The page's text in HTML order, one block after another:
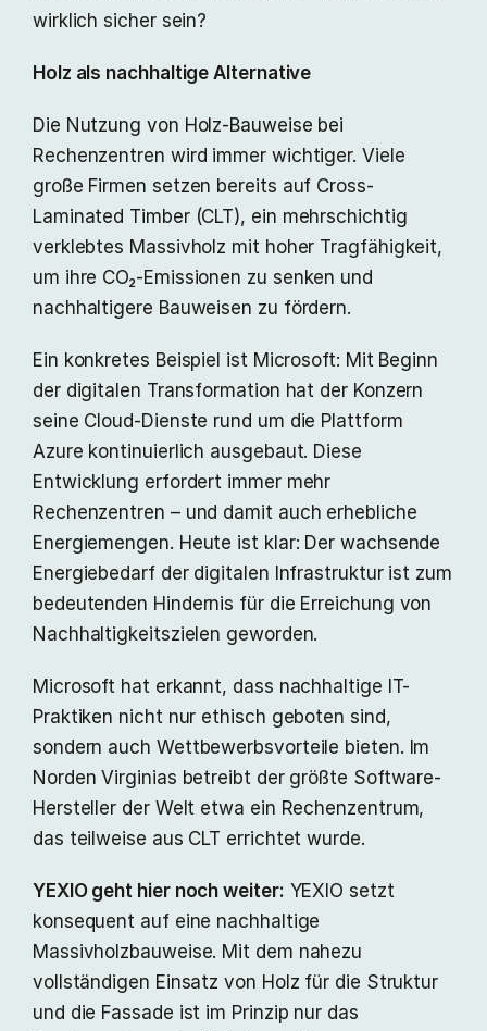
wirklich sicher sein?
Holz als nachhaltige Alternative
Die Nutzung von Holz-Bauweise bei
Rechenzentren wird immer wichtiger. Viele
große Firmen setzen bereits auf Cross-
Laminated Timber (CLT), ein mehrschichtig
verklebtes Massivholz mit hoher Tragfähigkeit,
um ihre CO₂-Emissionen zu senken und
nachhaltigere Bauweisen zu fördern.
Ein konkretes Beispiel ist Microsoft: Mit Beginn
der digitalen Transformation hat der Konzern
seine Cloud-Dienste rund um die Plattform
Azure kontinuierlich ausgebaut. Diese
Entwicklung erfordert immer mehr
Rechenzentren – und damit auch erhebliche
Energiemengen. Heute ist klar: Der wachsende
Energiebedarf der digitalen Infrastruktur ist zum
bedeutenden Hindernis für die Erreichung von
Nachhaltigkeitszielen geworden.
Microsoft hat erkannt, dass nachhaltige IT-
Praktiken nicht nur ethisch geboten sind,
sondern auch Wettbewerbsvorteile bieten. Im
Norden Virginias betreibt der größte Software-
Hersteller der Welt etwa ein Rechenzentrum,
das teilweise aus CLT errichtet wurde.
YEXIO geht hier noch weiter: YEXIO setzt
konsequent auf eine nachhaltige
Massivholzbauweise. Mit dem nahezu
vollständigen Einsatz von Holz für die Struktur
und die Fassade ist im Prinzip nur das